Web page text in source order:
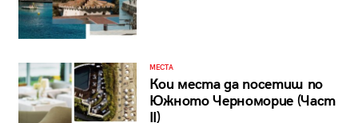
МЕСТА
Кои места да посетиш по
Южното Черноморие (Част
II)